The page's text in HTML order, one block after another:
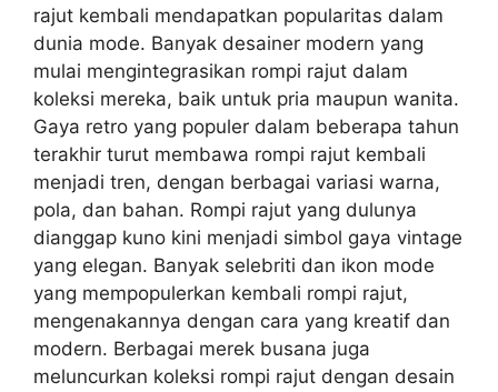
rajut kembali mendapatkan popularitas dalam
dunia mode. Banyak desainer modern yang
mulai mengintegrasikan rompi rajut dalam
koleksi mereka, baik untuk pria maupun wanita.
Gaya retro yang populer dalam beberapa tahun
terakhir turut membawa rompi rajut kembali
menjadi tren, dengan berbagai variasi warna,
pola, dan bahan. Rompi rajut yang dulunya
dianggap kuno kini menjadi simbol gaya vintage
yang elegan. Banyak selebriti dan ikon mode
yang mempopulerkan kembali rompi rajut,
mengenakannya dengan cara yang kreatif dan
modern. Berbagai merek busana juga
meluncurkan koleksi rompi rajut dengan desain